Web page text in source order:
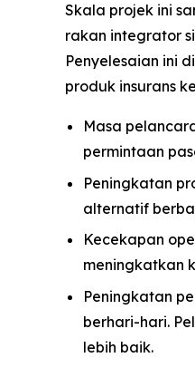
Skala projek ini
rakan integrator
Penyelesaian ini
produk insurans
Masa
permintaan
Peningkatan
alternatif
Kecekapan
meningkatkan
Peningkatan
berhari-hari.
lebih baik.